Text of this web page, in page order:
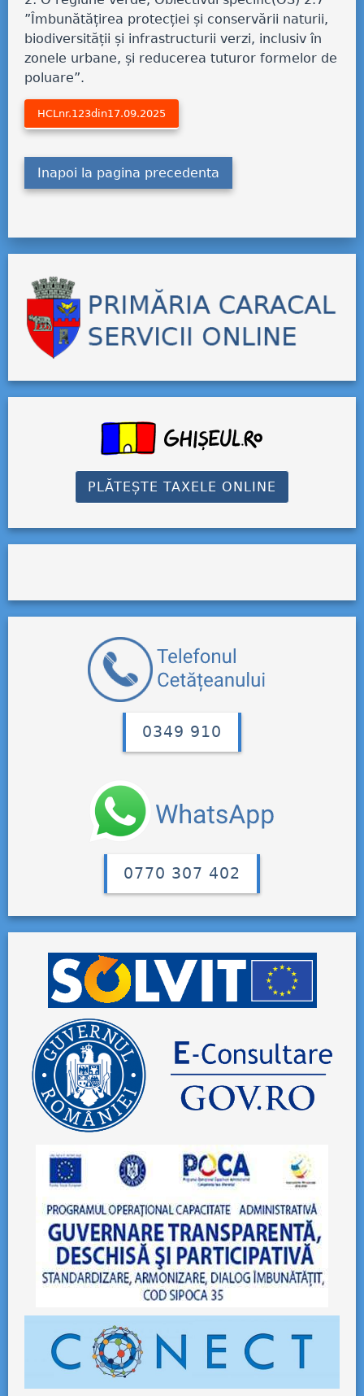
”Îmbunătățirea protecției și conservării naturii,
biodiversității și infrastructurii verzi, inclusiv în
zonele urbane, și reducerea tuturor formelor de
poluare”.
HCLnr.123din17.09.2025
Inapoi la pagina precedenta
PLĂTEȘTE TAXELE ONLINE
0349 910
0770 307 402